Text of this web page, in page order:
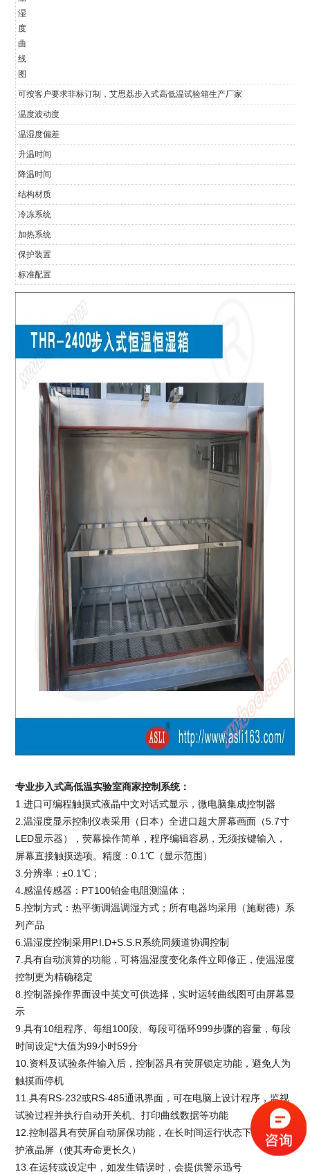
湿
度
曲
线
图
可按客户要求非标订制，艾思荔步入式高低温试验箱生产厂家
温度波动度
温湿度偏差
升温时间
降温时间
结构材质
冷冻系统
加热系统
保护装置
标准配置
专业步入式高低温实验室商家控制系统：
1.进口可编程触摸式液晶中文对话式显示，微电脑集成控制器
2.温湿度显示控制仪表采用（日本）全进口超大屏幕画面（5.7寸
LED显示器），荧幕操作简单，程序编辑容易，无须按键输入，
屏幕直接触摸选项。精度：0.1℃（显示范围）
3.分辨率：±0.1℃；
4.感温传感器：PT100铂金电阻测温体；
5.控制方式：热平衡调温调湿方式；所有电器均采用（施耐德）系
列产品
6.温湿度控制采用P.I.D+S.S.R系统同频道协调控制
7.具有自动演算的功能，可将温湿度变化条件立即修正，使温湿度
控制更为精确稳定
8.控制器操作界面设中英文可供选择，实时运转曲线图可由屏幕显
示
9.具有10组程序、每组100段、每段可循环999步骤的容量，每段
时间设定*大值为99小时59分
10.资料及试验条件输入后，控制器具有荧屏锁定功能，避免人为
触摸而停机
11.具有RS-232或RS-485通讯界面，可在电脑上设计程序，监视
试验过程并执行自动开关机、打印曲线数据等功能
12.控制器具有荧屏自动屏保功能，在长时间运行状态下更好的保
护液晶屏（使其寿命更长久）
13.在运转或设定中，如发生错误时，会提供警示迅号